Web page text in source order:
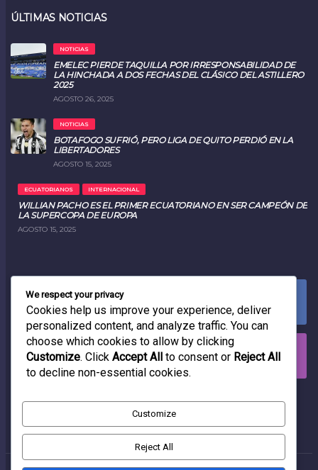
ÚLTIMAS NOTICIAS
NOTICIAS
EMELEC PIERDE TAQUILLA POR IRRESPONSABILIDAD DE
LA HINCHADA A DOS FECHAS DEL CLÁSICO DEL ASTILLERO
2025
AGOSTO 26, 2025
NOTICIAS
BOTAFOGO SUFRIÓ, PERO LIGA DE QUITO PERDIÓ EN LA
LIBERTADORES
AGOSTO 15, 2025
ECUATORIANOS INTERNACIONAL
WILLIAN PACHO ES EL PRIMER ECUATORIANO EN SER CAMPEÓN DE
LA SUPERCOPA DE EUROPA
AGOSTO 15, 2025
FACEBOOK
0LIKES
INSTAGRAM
0FOLLOWERS
RADIO
We respect your privacy
Cookies help us improve your experience, deliver
personalized content, and analyze traffic. You can
choose which cookies to allow by clicking
Customize. Click Accept All to consent or Reject All
to decline non-essential cookies.
Customize
Reject All